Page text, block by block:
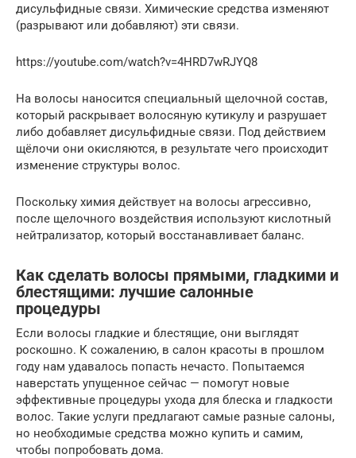
дисульфидные связи. Химические средства изменяют
(разрывают или добавляют) эти связи.
https://youtube.com/watch?v=4HRD7wRJYQ8
На волосы наносится специальный щелочной состав,
который раскрывает волосяную кутикулу и разрушает
либо добавляет дисульфидные связи. Под действием
щёлочи они окисляются, в результате чего происходит
изменение структуры волос.
Поскольку химия действует на волосы агрессивно,
после щелочного воздействия используют кислотный
нейтрализатор, который восстанавливает баланс.
Как сделать волосы прямыми, гладкими и
блестящими: лучшие салонные
процедуры
Если волосы гладкие и блестящие, они выглядят
роскошно. К сожалению, в салон красоты в прошлом
году нам удавалось попасть нечасто. Попытаемся
наверстать упущенное сейчас — помогут новые
эффективные процедуры ухода для блеска и гладкости
волос. Такие услуги предлагают самые разные салоны,
но необходимые средства можно купить и самим,
чтобы попробовать дома.